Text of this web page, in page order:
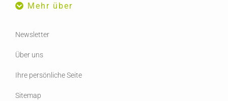
Mehr über
Newsletter
Über uns
Ihre persönliche Seite
Sitemap